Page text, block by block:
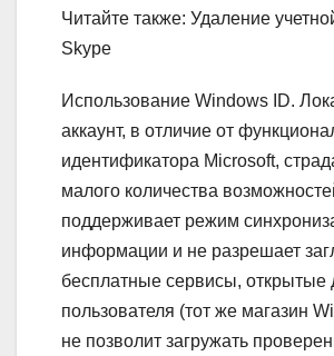
Читайте также: Удаление
Skype
Использование Windows ID.
аккаунт, в отличие от
идентификатора Microsoft,
малого количества
поддерживает режим
информации и не разрешает
бесплатные сервисы, открытые
пользователя (тот же магазин
не позволит загружать